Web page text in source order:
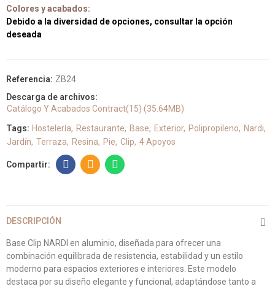
Colores y acabados:
Debido a la diversidad de opciones, consultar la opción
deseada
Referencia: ZB24
Descarga de archivos:
Catálogo Y Acabados Contract(15) (35.64MB)
Tags: Hostelería Restaurante Base Exterior Polipropileno
Nardi
Jardín Terraza Resina Pie Clip 4 Apoyos
DESCRIPCIÓN
Base Clip NARDI en aluminio, diseñada para ofrecer una
combinación equilibrada de resistencia, estabilidad y un estilo
moderno para espacios exteriores e interiores. Este modelo
destaca por su diseño elegante y funcional, adaptándose tanto a